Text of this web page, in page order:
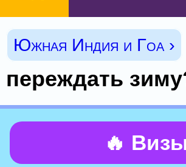
Южная Индия и Гоа ›
переждать
🔥